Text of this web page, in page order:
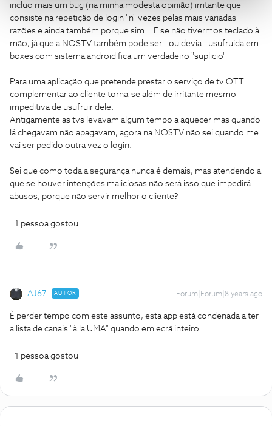
incluo mais um bug (na minha modesta opinião) irritante que
consiste na repetição de login "n" vezes pelas mais variadas
razões e ainda também porque sim... E se não tivermos teclado à
mão, já que a NOSTV também pode ser - ou devia - usufruida em
boxes com sistema android fica um verdadeiro "suplicio"
Para uma aplicação que pretende prestar o serviço de tv OTT
complementar ao cliente torna-se além de irritante mesmo
impeditiva de usufruir dele.
Antigamente as tvs levavam algum tempo a aquecer mas quando
lá chegavam não apagavam, agora na NOSTV não sei quando me
vai ser pedido outra vez o login.
Sei que como toda a segurança nunca é demais, mas atendendo a
que se houver intenções maliciosas não será isso que impedirá
abusos, porque não servir melhor o cliente?
1 pessoa gostou
AJ67 AUTOR Forum|Forum|8 years ago
È perder tempo com este assunto, esta app está condenada a ter
a lista de canais "à la UMA" quando em ecrã inteiro.
1 pessoa gostou